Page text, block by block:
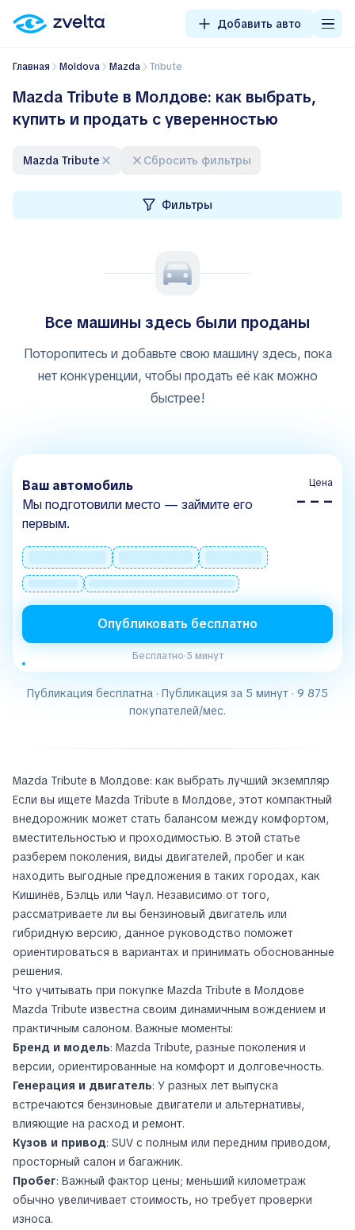
Добавить авто
Главная Moldova Mazda Tribute
Mazda Tribute в Молдове: как выбрать,
купить и продать с уверенностью
Mazda Tribute Сбросить фильтры
Фильтры
Все машины здесь были проданы
Поторопитесь и добавьте свою машину здесь, пока
нет конкуренции, чтобы продать её как можно
быстрее!
Ваш автомобиль
Мы подготовили место — займите его
первым.
Цена
– – –
Опубликовать бесплатно
Бесплатно·5 минут
Публикация бесплатна · Публикация за 5 минут · 9 875
покупателей/мес.
Mazda Tribute в Молдове: как выбрать лучший экземпляр
Если вы ищете Mazda Tribute в Молдове, этот компактный
внедорожник может стать балансом между комфортом,
вместительностью и проходимостью. В этой статье
разберем поколения, виды двигателей, пробег и как
находить выгодные предложения в таких городах, как
Кишинёв, Бэлць или Чаул. Независимо от того,
рассматриваете ли вы бензиновый двигатель или
гибридную версию, данное руководство поможет
ориентироваться в вариантах и принимать обоснованные
решения.
Что учитывать при покупке Mazda Tribute в Молдове
Mazda Tribute известна своим динамичным вождением и
практичным салоном. Важные моменты:
Бренд и модель: Mazda Tribute, разные поколения и
версии, ориентированные на комфорт и долговечность.
Генерация и двигатель: У разных лет выпуска
встречаются бензиновые двигатели и альтернативы,
влияющие на расход и ремонт.
Кузов и привод: SUV с полным или передним приводом,
просторный салон и багажник.
Пробег: Важный фактор цены; меньший километраж
обычно увеличивает стоимость, но требует проверки
износа.